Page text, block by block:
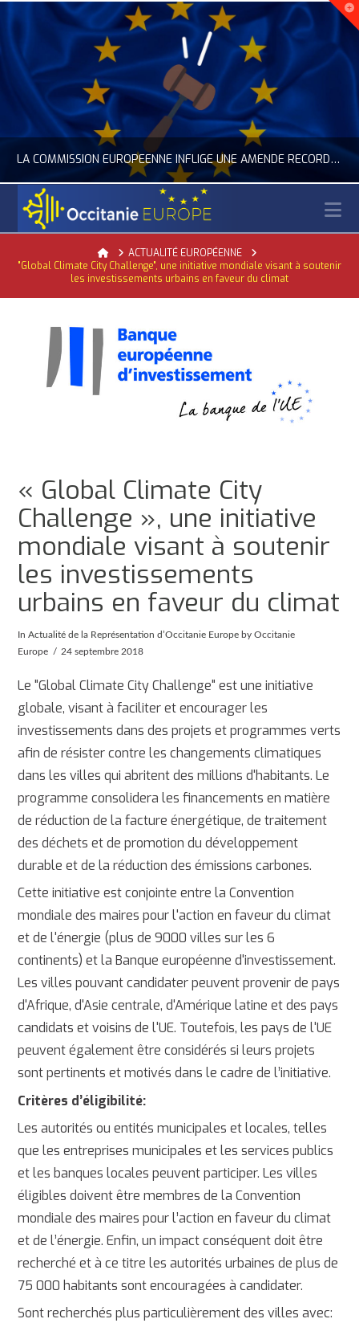
LA COMMISSION EUROPÉENNE INFLIGE UNE AMENDE RECORD À GOOGLE
ACTUALITÉ DE L'UNION EUROPÉENNE, ACTUALITÉ DE LA REPRÉSENTATION D’OCCITANIE EUROPE, NUMÉRIQUE- DIGITAL
HomeACTUALITÉ EUROPÉENNE
"Global Climate City Challenge", une initiative mondiale visant à soutenir
les investissements urbains en faveur du climat
« Global Climate City
Challenge », une initiative
mondiale visant à soutenir
les investissements
urbains en faveur du climat
InActualité de la Représentation d’Occitanie Europe by Occitanie
Europe
24 septembre 2018
Le "Global Climate City Challenge" est une initiative
globale, visant à faciliter et encourager les
investissements dans des projets et programmes verts
afin de résister contre les changements climatiques
dans les villes qui abritent des millions d'habitants. Le
programme consolidera les financements en matière
de réduction de la facture énergétique, de traitement
des déchets et de promotion du développement
durable et de la réduction des émissions carbones.
Cette initiative est conjointe entre la Convention
mondiale des maires pour l'action en faveur du climat
et de l'énergie (plus de 9000 villes sur les 6
continents) et la Banque européenne d'investissement.
Les villes pouvant candidater peuvent provenir de pays
d'Afrique, d'Asie centrale, d'Amérique latine et des pays
candidats et voisins de l'UE. Toutefois, les pays de l'UE
peuvent également être considérés si leurs projets
sont pertinents et motivés dans le cadre de l’initiative.
Critères d’éligibilité:
Les autorités ou entités municipales et locales, telles
que les entreprises municipales et les services publics
et les banques locales peuvent participer. Les villes
éligibles doivent être membres de la Convention
mondiale des maires pour l’action en faveur du climat
et de l’énergie. Enfin, un impact conséquent doit être
recherché et à ce titre les autorités urbaines de plus de
75 000 habitants sont encouragées à candidater.
Sont recherchés plus particulièrement des villes avec: